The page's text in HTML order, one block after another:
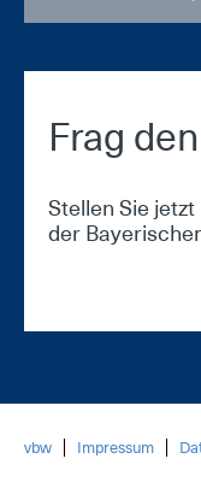
Frag
Stellen Sie
der
vbw Impressum